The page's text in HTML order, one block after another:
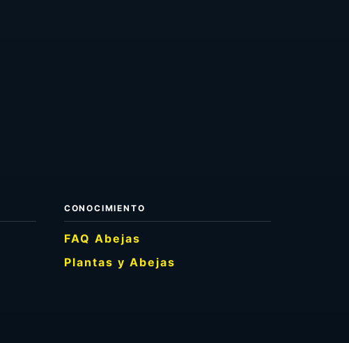
CONOCIMIENTO
FAQ Abejas
Plantas y Abejas